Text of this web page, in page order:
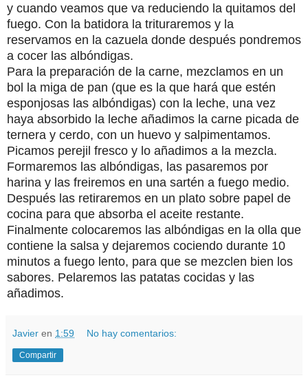
y cuando veamos que va reduciendo la quitamos del
fuego. Con la batidora la trituraremos y la
reservamos en la cazuela donde después pondremos
a cocer las albóndigas.
Para la preparación de la carne, mezclamos en un
bol la miga de pan (que es la que hará que estén
esponjosas las albóndigas) con la leche, una vez
haya absorbido la leche añadimos la carne picada de
ternera y cerdo, con un huevo y salpimentamos.
Picamos perejil fresco y lo añadimos a la mezcla.
Formaremos las albóndigas, las pasaremos por
harina y las freiremos en una sartén a fuego medio.
Después las retiraremos en un plato sobre papel de
cocina para que absorba el aceite restante.
Finalmente colocaremos las albóndigas en la olla que
contiene la salsa y dejaremos cociendo durante 10
minutos a fuego lento, para que se mezclen bien los
sabores. Pelaremos las patatas cocidas y las
añadimos.
Javier en 1:59 No hay comentarios:
Compartir